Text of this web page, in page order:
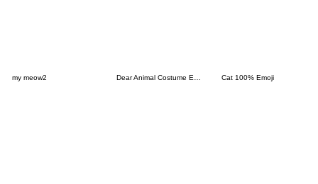
my meow2 Dear Animal Costume Emoji Cat 100% Emoji